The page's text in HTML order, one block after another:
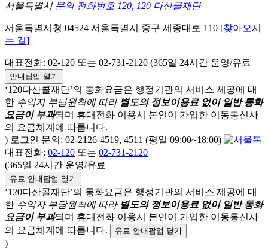
서울특별시 문의 전화번호 120, 120 다산콜재단
서울특별시청 04524 서울특별시 중구 세종대로 110 [찾아오시
는 길]
대표전화: 02-120 또는 02-731-2120 (365일 24시간 운영/유료
안내팝업 열기
‘120다산콜재단’의 통화요금은 행정기관의 서비스 제공에 대
한 수익자 부담원칙에 따라 별도의 정보이용료 없이 일반 통화
요금이 부과되며 휴대전화 이용시 본인이 가입한 이동통신사
의 요금체계에 따릅니다.
) 로그인 문의: 02-2126-4519, 4511 (평일 09:00~18:00)
대표전화: 02-120 또는 02-731-2120
(365일 24시간 운영/유료
유료 안내팝업 열기
‘120다산콜재단’의 통화요금은 행정기관의 서비스 제공에 대
한 수익자 부담원칙에 따라 별도의 정보이용료 없이 일반 통화
요금이 부과되며 휴대전화 이용시 본인이 가입한 이동통신사
의 요금체계에 따릅니다.
유료 안내팝업 닫기
)